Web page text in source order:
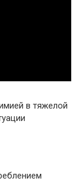
в тяжелой